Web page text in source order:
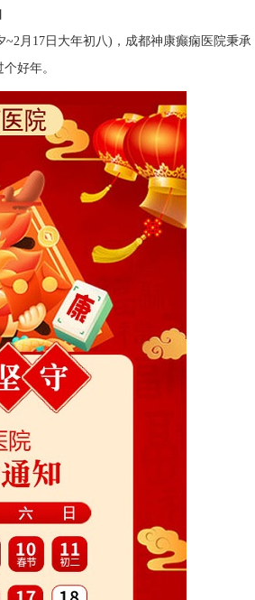
月17日大年初八)，成都神康癫痫医院秉承
好年。